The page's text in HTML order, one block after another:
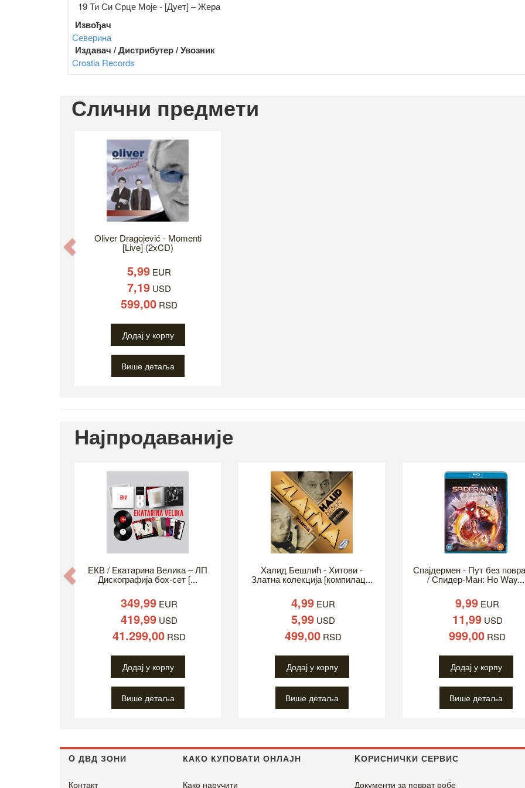
19 Ти Си Срце Моје - [Дует] – Жера
Извођач
Северина
Издавач / Дистрибутер / Увозник
Croatia Records
Слични предмети
Oliver Dragojević - Momenti
[Live] (2xCD)
5,99 EUR
7,19 USD
599,00 RSD
Додај у корпу
Више детаља
Previous
Најпродаваније
ЕКВ / Екатарина Велика – ЛП
Дискографија боx-сет [...
349,99 EUR
419,99 USD
41.299,00 RSD
Додај у корпу
Више детаља
Халид Бешлић - Хитови -
Златна колекција [компилац...
4,99 EUR
5,99 USD
499,00 RSD
Додај у корпу
Више детаља
Спајдермен - Пут без
/ Спидер-Ман: Но Wаy...
9,99 EUR
11,99USD
999,00 RSD
Додај у корпу
Више детаља
Previous
O ДВД ЗОНИ КАКО КУПОВАТИ ОНЛАЈН KОРИСНИЧКИ СЕРВИС
Контакт Како наручити Документи за поврат робе